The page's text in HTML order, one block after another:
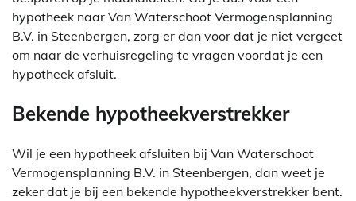
hypotheek naar Van Waterschoot Vermogensplanning
B.V. in Steenbergen, zorg er dan voor dat je niet vergeet
om naar de verhuisregeling te vragen voordat je een
hypotheek afsluit.
Bekende hypotheekverstrekker
Wil je een hypotheek afsluiten bij Van Waterschoot
Vermogensplanning B.V. in Steenbergen, dan weet je
zeker dat je bij een bekende hypotheekverstrekker bent.